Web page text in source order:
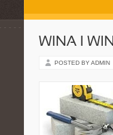
WINA I
POSTED BY ADMIN